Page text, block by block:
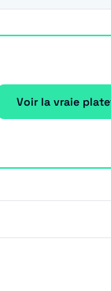
Voir la vraie